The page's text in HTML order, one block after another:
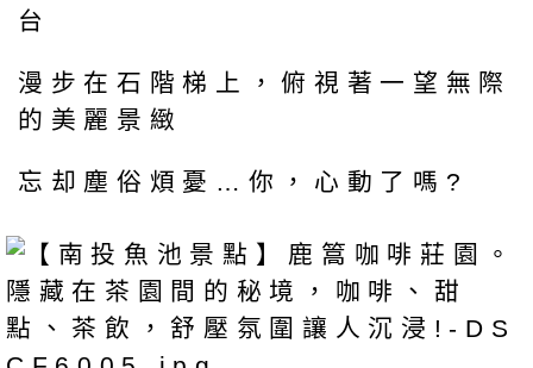
台
漫步在石階梯上，俯視著一望無際
的美麗景緻
忘却塵俗煩憂…你，心動了嗎?